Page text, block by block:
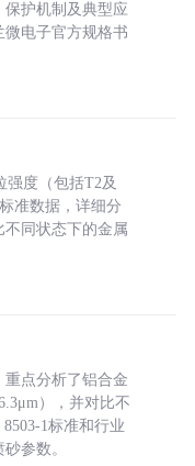
护机制及典型应
电子官方规格书
强度（包括T2及
准数据，详细分
同状态下的金属
点分析了铝合金
），并对比不
1标准和行业
参数。